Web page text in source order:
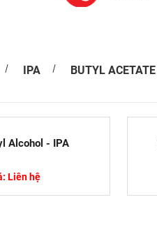
IPA BUTYL ACETATE
Alcohol - IPA
Liên hệ